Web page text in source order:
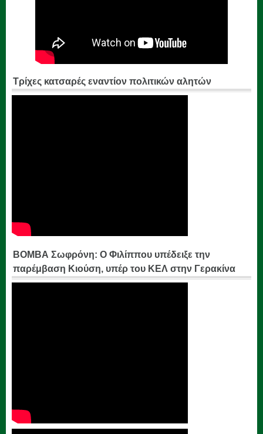
Τρίχες κατσαρές εναντίον πολιτικών αλητών
ΒΟΜΒΑ Σωφρόνη: Ο Φιλίππου υπέδειξε την
παρέμβαση Κιούση, υπέρ του ΚΕΛ στην Γερακίνα